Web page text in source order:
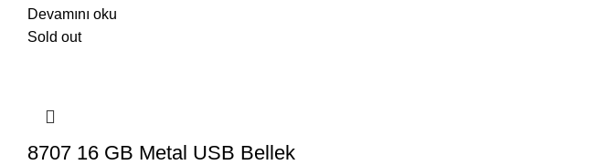
Devamını oku
Sold out
8707 16 GB Metal USB Bellek